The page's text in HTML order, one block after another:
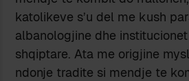
katolikeve s’u del me kush
albanologjine dhe
shqiptare. Ata me origjine
ndonje tradite si mendje te